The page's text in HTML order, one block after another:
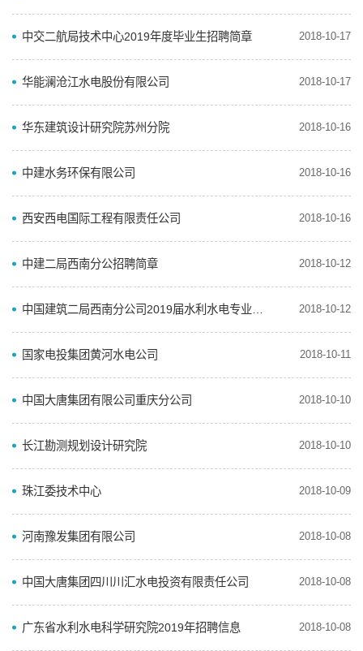
中交二航局技术中心2019年度毕业生招聘简章 2018-10-17
华能澜沧江水电股份有限公司 2018-10-17
华东建筑设计研究院苏州分院 2018-10-16
中建水务环保有限公司 2018-10-16
西安西电国际工程有限责任公司 2018-10-16
中建二局西南分公招聘简章 2018-10-12
2018-10-12
国家电投集团黄河水电公司 2018-10-11
中国大唐集团有限公司重庆分公司 2018-10-10
长江勘测规划设计研究院 2018-10-10
珠江委技术中心 2018-10-09
河南豫发集团有限公司 2018-10-08
中国大唐集团四川川汇水电投资有限责任公司 2018-10-08
广东省水利水电科学研究院2019年招聘信息 2018-10-08